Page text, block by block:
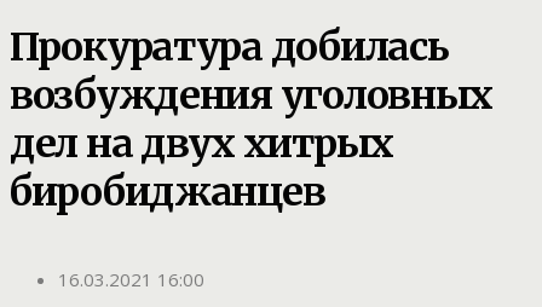
Прокуратура добилась
возбуждения уголовных
дел на двух хитрых
биробиджанцев
16.03.2021 16:00